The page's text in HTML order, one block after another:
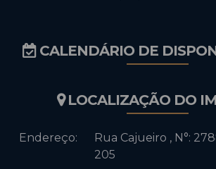
CALENDÁRIO DE
LOCALIZAÇÃO DO
Endereço: Rua Cajueiro , N°:
205